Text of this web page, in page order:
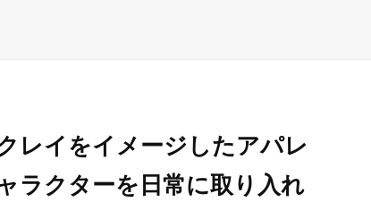
レイをイメージしたアパレ
ラクターを日常に取り入れ